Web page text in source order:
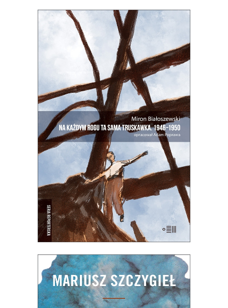
[EBOOK] NA KAŻDYM ROGU TA
SAMA TRUSKAWKA
Zupełnie nowe miasto. Jakaś inna
Warszawa na starych śmieciach. Skąd
się wzięła?
50.00zł 25.00zł
E-BOOK DO KOSZYKA